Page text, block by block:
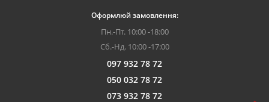
Оформлюй замовлення:
Пн.-Пт. 10:00 -18:00
Сб.-Нд. 10:00 -17:00
097 932 78 72
050 032 78 72
073 932 78 72